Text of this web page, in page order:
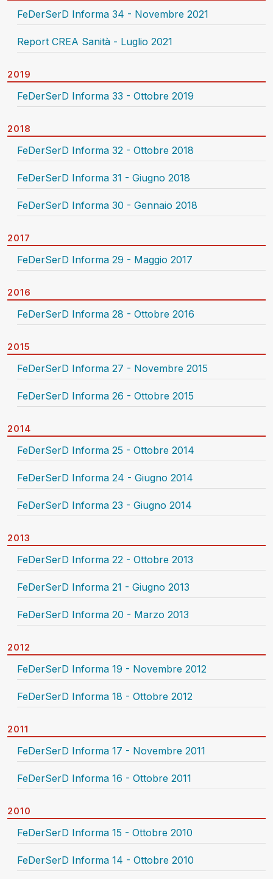
FeDerSerD Informa 34 - Novembre 2021
Report CREA Sanità - Luglio 2021
2019
FeDerSerD Informa 33 - Ottobre 2019
2018
FeDerSerD Informa 32 - Ottobre 2018
FeDerSerD Informa 31 - Giugno 2018
FeDerSerD Informa 30 - Gennaio 2018
2017
FeDerSerD Informa 29 - Maggio 2017
2016
FeDerSerD Informa 28 - Ottobre 2016
2015
FeDerSerD Informa 27 - Novembre 2015
FeDerSerD Informa 26 - Ottobre 2015
2014
FeDerSerD Informa 25 - Ottobre 2014
FeDerSerD Informa 24 - Giugno 2014
FeDerSerD Informa 23 - Giugno 2014
2013
FeDerSerD Informa 22 - Ottobre 2013
FeDerSerD Informa 21 - Giugno 2013
FeDerSerD Informa 20 - Marzo 2013
2012
FeDerSerD Informa 19 - Novembre 2012
FeDerSerD Informa 18 - Ottobre 2012
2011
FeDerSerD Informa 17 - Novembre 2011
FeDerSerD Informa 16 - Ottobre 2011
2010
FeDerSerD Informa 15 - Ottobre 2010
FeDerSerD Informa 14 - Ottobre 2010